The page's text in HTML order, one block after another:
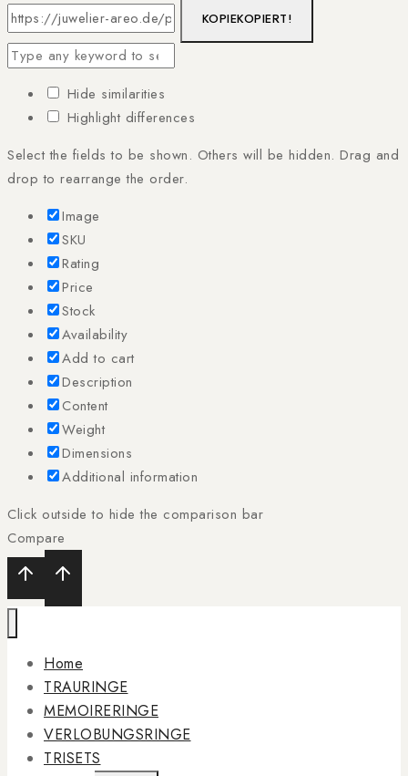
KOPIEKOPIERT!
Hide similarities
Highlight differences
Select the fields to be shown. Others will be hidden. Drag and
drop to rearrange the order.
Image
SKU
Rating
Price
Stock
Availability
Add to cart
Description
Content
Weight
Dimensions
Additional information
Click outside to hide the comparison bar
Compare
Home
TRAURINGE
MEMOIRERINGE
VERLOBUNGSRINGE
TRISETS